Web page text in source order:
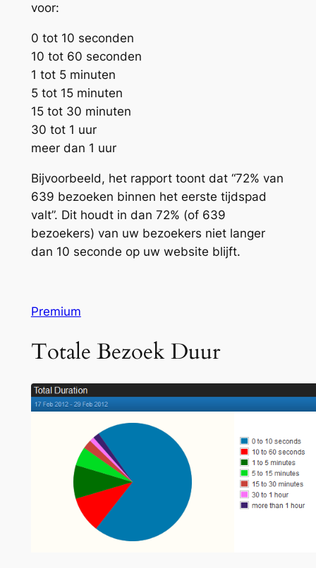
voor:
0 tot 10 seconden
10 tot 60 seconden
1 tot 5 minuten
5 tot 15 minuten
15 tot 30 minuten
30 tot 1 uur
meer dan 1 uur
Bijvoorbeeld, het rapport toont dat “72% van
639 bezoeken binnen het eerste tijdspad
valt”. Dit houdt in dan 72% (of 639
bezoekers) van uw bezoekers niet langer
dan 10 seconde op uw website blijft.
Premium
Totale Bezoek Duur